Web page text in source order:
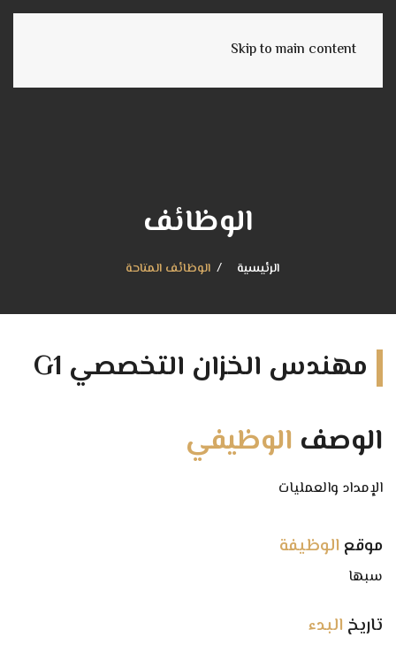
Skip to main content
الوظائف
الرئيسية الوظائف المتاحة
مهندس الخزان التخصصي G1
الوصف الوظيفي
الإمداد والعمليات
موقع الوظيفة
سبها
تاريخ البدء